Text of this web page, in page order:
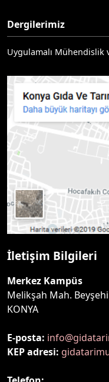
Dergilerimiz
Uygulamalı Mühendislik
İletişim Bilgileri
Merkez Kampüs
Melikşah Mah.
KONYA
E-posta:
KEP adresi: